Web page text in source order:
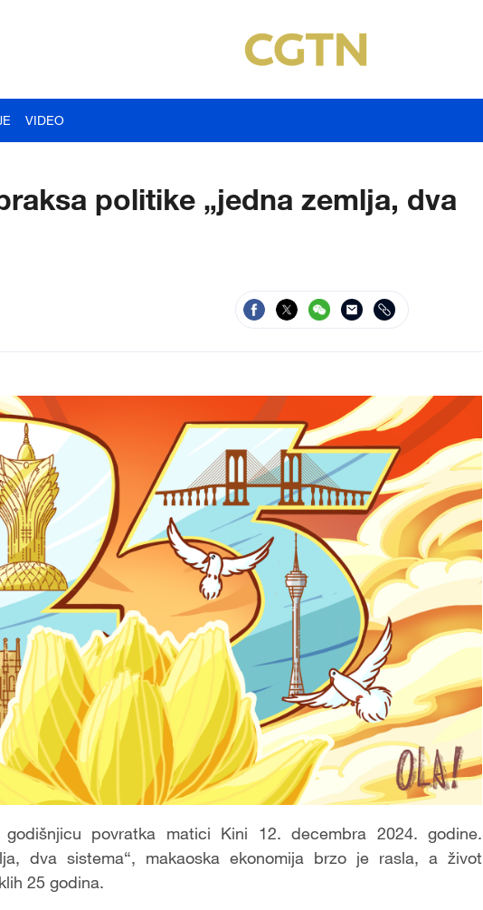
VIDEO
politike „jedna zemlja, dva
povratka matici Kini 12. decembra 2024. godine.
dva sistema“, makaoska ekonomija brzo je rasla, a život
25 godina.